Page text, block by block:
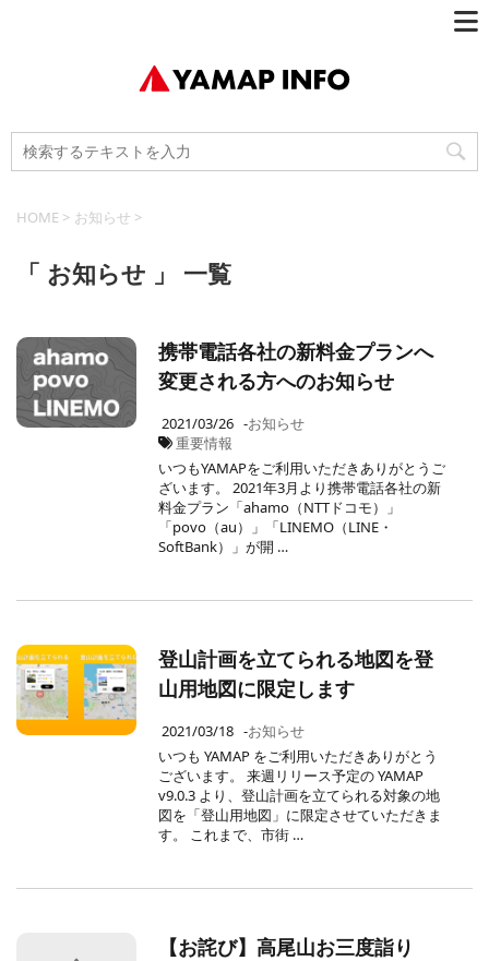
HOME > お知らせ >
「 お知らせ 」 一覧
携帯電話各社の新料金プランへ
変更される方へのお知らせ
2021/03/26 -お知らせ
重要情報
いつもYAMAPをご利用いただきありがとうご
ざいます。 2021年3月より携帯電話各社の新
料金プラン「ahamo（NTTドコモ）」
「povo（au）」「LINEMO（LINE・
SoftBank）」が開 …
登山計画を立てられる地図を登
山用地図に限定します
2021/03/18 -お知らせ
いつも YAMAP をご利用いただきありがとう
ございます。 来週リリース予定の YAMAP
v9.0.3 より、登山計画を立てられる対象の地
図を「登山用地図」に限定させていただきま
す。 これまで、市街 …
【お詫び】高尾山お三度詣り